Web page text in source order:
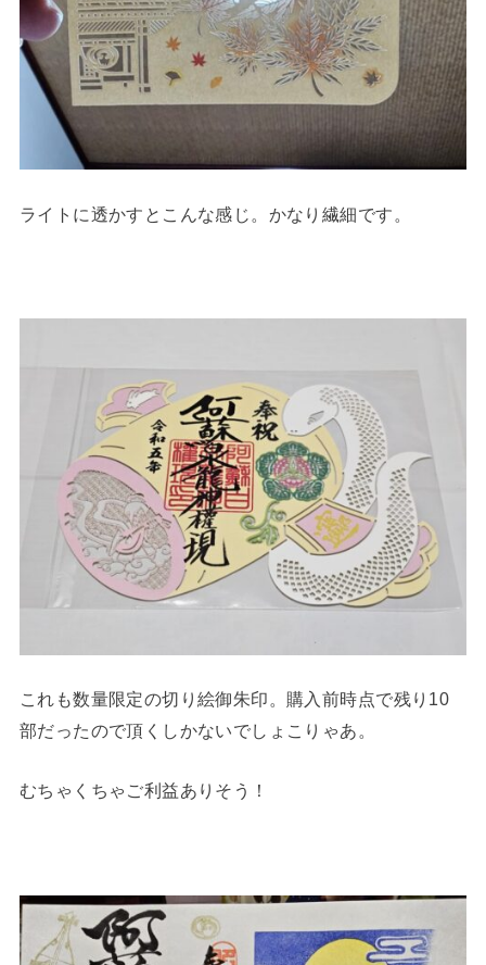
ライトに透かすとこんな感じ。かなり繊細です。
これも数量限定の切り絵御朱印。購入前時点で残り10
部だったので頂くしかないでしょこりゃあ。
むちゃくちゃご利益ありそう！